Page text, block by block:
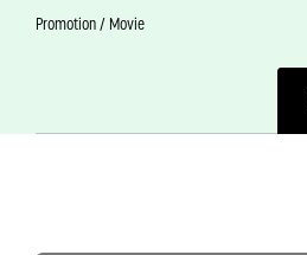
Promotion / Movie